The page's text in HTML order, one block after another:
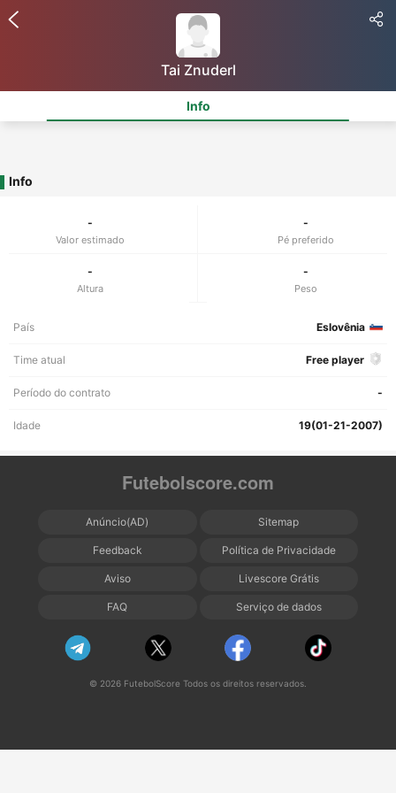
Tai Znuderl
Info
Info
-
Valor estimado
-
Pé preferido
-
Altura
-
Peso
País Eslovênia
Time atual Free player
Período do contrato -
Idade 19(01-21-2007)
Futebolscore.com
Anúncio(AD) Sitemap
Feedback Política de Privacidade
Aviso Livescore Grátis
FAQ Serviço de dados
© 2026 FutebolScore Todos os direitos reservados.